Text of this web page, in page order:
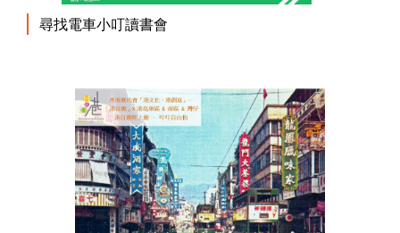
尋找電車小叮讀書會